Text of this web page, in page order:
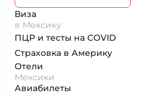
Виза
в Мексику
ПЦР и тесты на COVID
Страховка в Америку
Отели
Мексики
Авиабилеты